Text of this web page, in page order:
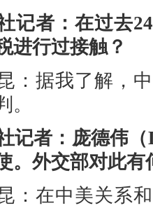
记者：在过去
进行过接触？
：据我了解，
。
记者：庞德伟
。外交部对此有
：在中美关系